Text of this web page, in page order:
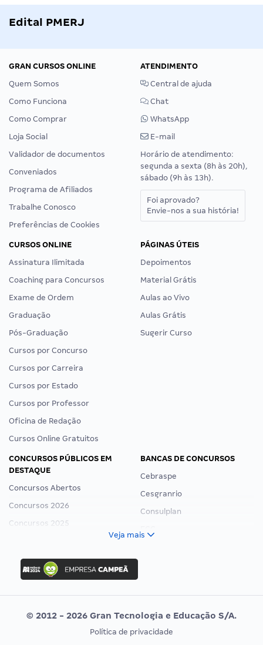
Edital PMERJ
GRAN CURSOS ONLINE
Quem Somos
Como Funciona
Como Comprar
Loja Social
Validador de documentos
Conveniados
Programa de Afiliados
Trabalhe Conosco
Preferências de Cookies
ATENDIMENTO
Central de ajuda
Chat
WhatsApp
E-mail
Horário de atendimento:
segunda a sexta (8h às 20h),
sábado (9h às 13h).
Foi aprovado?
Envie-nos a sua história!
CURSOS ONLINE
Assinatura Ilimitada
Coaching para Concursos
Exame de Ordem
Graduação
Pós-Graduação
Cursos por Concurso
Cursos por Carreira
Cursos por Estado
Cursos por Professor
Oficina de Redação
Cursos Online Gratuitos
PÁGINAS ÚTEIS
Depoimentos
Material Grátis
Aulas ao Vivo
Aulas Grátis
Sugerir Curso
CONCURSOS PÚBLICOS EM
DESTAQUE
Concursos Abertos
Concursos 2026
Concursos 2025
Concurso Ibama
Concurso MPU
Editais publicados
BANCAS DE CONCURSOS
Cebraspe
Cesgranrio
Consulplan
Vunesp
CONCURSOS POR PROFISSÃO EXAME DE ORDEM
Veja mais
© 2012 - 2026 Gran Tecnologia e Educação S/A.
Política de privacidade